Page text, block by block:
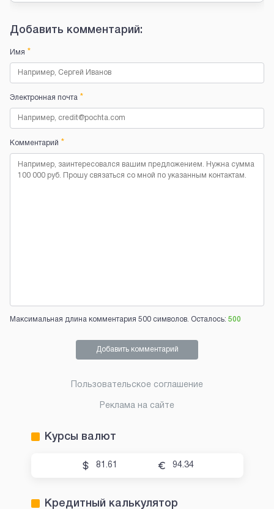
Добавить комментарий:
Имя *
Электронная почта *
Комментарий *
Максимальная длина комментария 500 символов. Осталось: 500
Добавить комментарий
Пользовательское соглашение
Реклама на сайте
Курсы валют
81.61 94.34
Кредитный калькулятор